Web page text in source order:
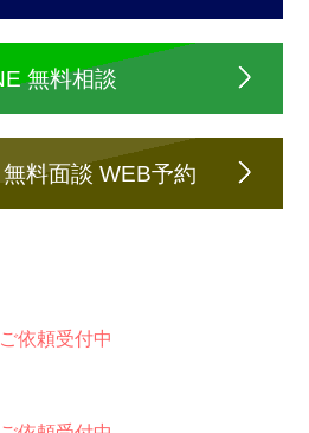
無料相談
料面談 WEB予約
依頼受付中